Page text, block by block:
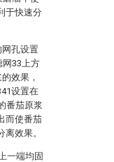
于快速分
孔设置
网33上方
效果，
设置在
番茄原浆
而使番茄
效果。
一端均固